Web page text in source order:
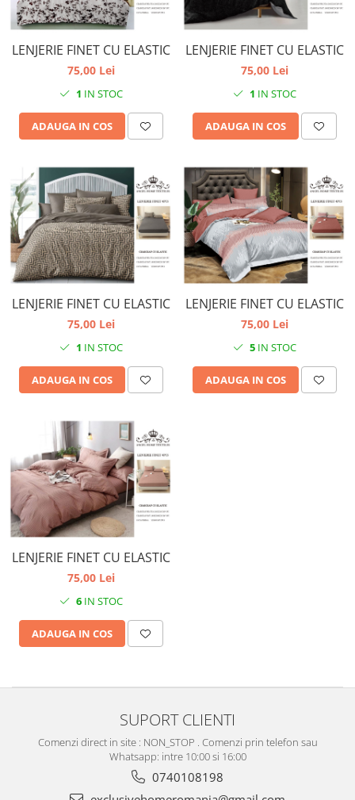
LENJERIE FINET CU ELASTIC
75,00 Lei
1 IN STOC
ADAUGA IN COS
LENJERIE FINET CU ELASTIC
75,00 Lei
1 IN STOC
ADAUGA IN COS
LENJERIE FINET CU ELASTIC
75,00 Lei
1 IN STOC
ADAUGA IN COS
LENJERIE FINET CU ELASTIC
75,00 Lei
5IN STOC
ADAUGA IN COS
LENJERIE FINET CU ELASTIC
75,00 Lei
6IN STOC
ADAUGA IN COS
SUPORT CLIENTI
Comenzi direct in site : NON_STOP . Comenzi prin telefon sau
Whatsapp: intre 10:00 si 16:00
0740108198